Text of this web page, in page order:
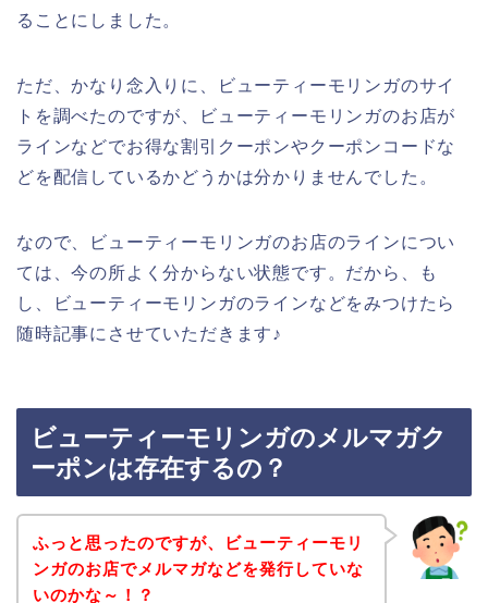
ることにしました。
ただ、かなり念入りに、ビューティーモリンガのサイ
トを調べたのですが、ビューティーモリンガのお店が
ラインなどでお得な割引クーポンやクーポンコードな
どを配信しているかどうかは分かりませんでした。
なので、ビューティーモリンガのお店のラインについ
ては、今の所よく分からない状態です。だから、も
し、ビューティーモリンガのラインなどをみつけたら
随時記事にさせていただきます♪
ビューティーモリンガのメルマガク
ーポンは存在するの？
ふっと思ったのですが、ビューティーモリ
ンガのお店でメルマガなどを発行していな
いのかな～！？